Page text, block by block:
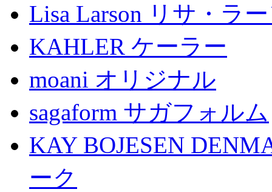
Lisa Larson リサ・ラ
KAHLER ケーラー
moani オリジナル
sagaform サガフォルム
KAY BOJESEN
ーク